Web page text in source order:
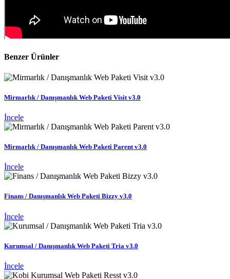
Benzer Ürünler
Mirmarlık / Danışmanlık Web Paketi Visit v3.0
İncele
Mirmarlık / Danışmanlık Web Paketi Parent v3.0
İncele
Finans / Danışmanlık Web Paketi Bizzy v3.0
İncele
Kurumsal / Danışmanlık Web Paketi Tria v3.0
İncele